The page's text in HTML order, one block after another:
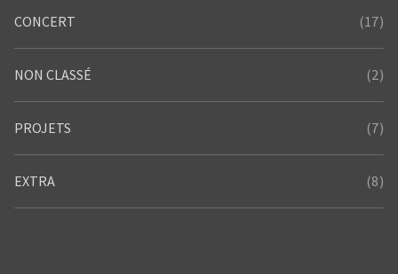
CONCERT (17)
NON CLASSÉ (2)
PROJETS (7)
EXTRA (8)